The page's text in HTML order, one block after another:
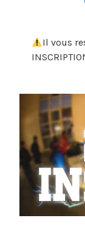
Il vous